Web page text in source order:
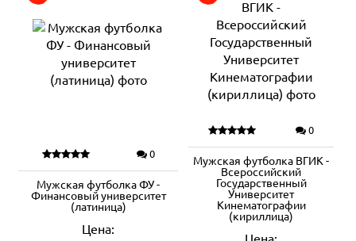
0
Мужская футболка ФУ -
Финансовый университет
(латиница)
Цена:
0
Мужская футболка ВГИК -
Всероссийский
Государственный
Университет
Кинематографии
(кириллица)